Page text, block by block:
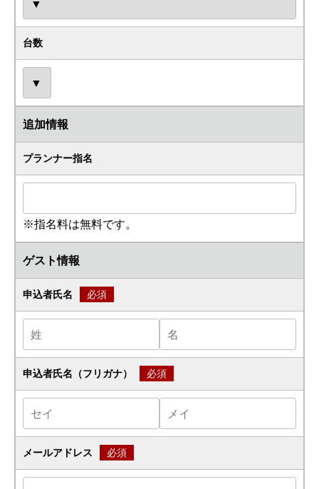
台数
追加情報
プランナー指名
※指名料は無料です。
ゲスト情報
申込者氏名 必須
申込者氏名（フリガナ） 必須
メールアドレス 必須